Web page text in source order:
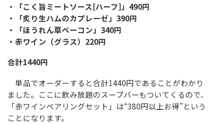
・「こく旨ミートソース[ハーフ]」490円
・「炙り生ハムのカプレーゼ」390円
・「ほうれん草ベーコン」340円
・赤ワイン（グラス）220円
合計1440円
単品でオーダーすると合計1440円であることがわかり
ました。ここに飲み放題のスープバーもついてくるので、
「赤ワインペアリングセット」は“380円以上お得”という
ことになります。